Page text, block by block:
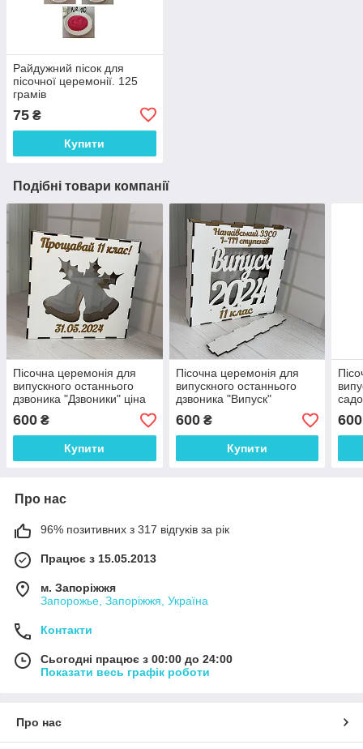
Райдужний пісок для
пісочної церемонії. 125
грамів
75 ₴
Купити
Подібні товари компанії
Пісочна церемонія для
випускного останнього
дзвоника "Дзвоники" ціна
за 1 рамку
600 ₴
Купити
Пісочна церемонія для
випускного останнього
дзвоника "Випуск"
600₴
Купити
за
600
Про нас
96% позитивних з 317 відгуків за рік
Працює з 15.05.2013
м. Запоріжжя
Запорожье, Запоріжжя, Україна
Контакти
Сьогодні працює з 00:00 до 24:00
Показати весь графік роботи
Про нас